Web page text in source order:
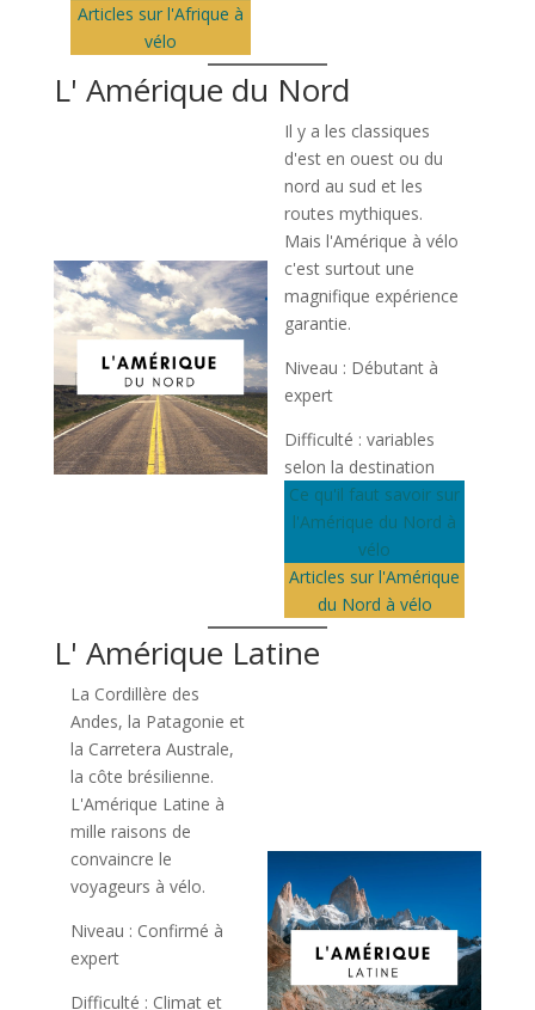
Articles sur l'Afrique à
vélo
L' Amérique du Nord
Il y a les classiques
d'est en ouest ou du
nord au sud et les
routes mythiques.
Mais l'Amérique à vélo
c'est surtout une
magnifique expérience
garantie.
Niveau : Débutant à
expert
Difficulté : variables
selon la destination
Ce qu'il faut savoir sur
l'Amérique du Nord à
vélo
Articles sur l'Amérique
du Nord à vélo
L' Amérique Latine
La Cordillère des
Andes, la Patagonie et
la Carretera Australe,
la côte brésilienne.
L'Amérique Latine à
mille raisons de
convaincre le
voyageurs à vélo.
Niveau : Confirmé à
expert
Difficulté : Climat et